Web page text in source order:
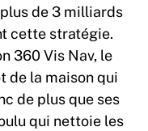
de 3 milliards
cette stratégie.
360 Vis Nav, le
de la maison qui
de plus que ses
qui nettoie les